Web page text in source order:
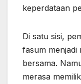
keperdataan
Di satu sisi,
fasum menjadi
bersama.
merasa